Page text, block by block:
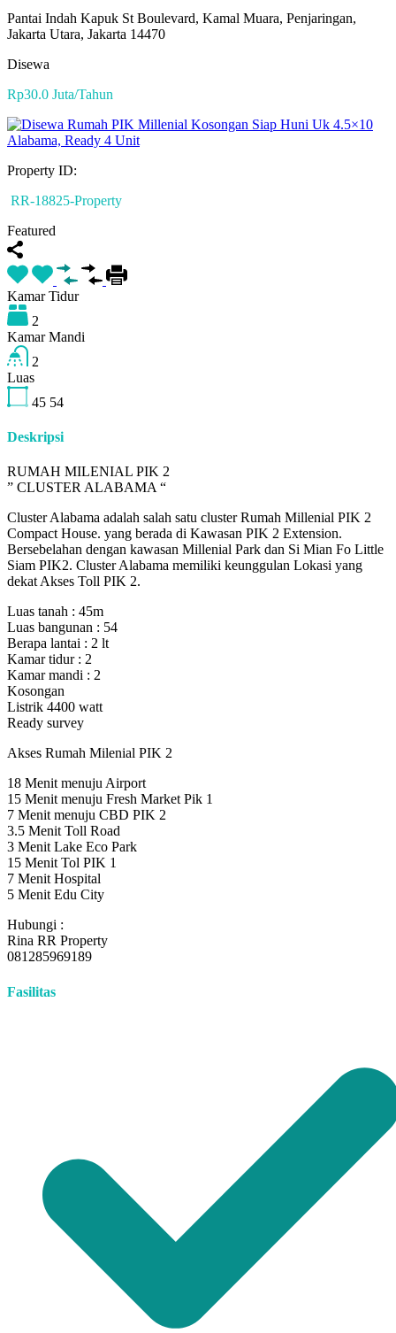
Pantai Indah Kapuk St Boulevard, Kamal Muara, Penjaringan,
Jakarta Utara, Jakarta 14470
Disewa
Rp30.0 Juta/Tahun
Property ID:
RR-18825-Property
Featured
Kamar Tidur
2
Kamar Mandi
2
Luas
45 54
Deskripsi
RUMAH MILENIAL PIK 2
” CLUSTER ALABAMA “
Cluster Alabama adalah salah satu cluster Rumah Millenial PIK 2
Compact House. yang berada di Kawasan PIK 2 Extension.
Bersebelahan dengan kawasan Millenial Park dan Si Mian Fo Little
Siam PIK2. Cluster Alabama memiliki keunggulan Lokasi yang
dekat Akses Toll PIK 2.
Luas tanah : 45m
Luas bangunan : 54
Berapa lantai : 2 lt
Kamar tidur : 2
Kamar mandi : 2
Kosongan
Listrik 4400 watt
Ready survey
Akses Rumah Milenial PIK 2
18 Menit menuju Airport
15 Menit menuju Fresh Market Pik 1
7 Menit menuju CBD PIK 2
3.5 Menit Toll Road
3 Menit Lake Eco Park
15 Menit Tol PIK 1
7 Menit Hospital
5 Menit Edu City
Hubungi :
Rina RR Property
081285969189
Fasilitas